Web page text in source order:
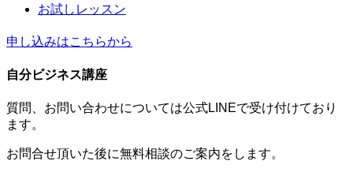
お試しレッスン
申し込みはこちらから
自分ビジネス講座
質問、お問い合わせについては公式LINEで受け付けており
ます。
お問合せ頂いた後に無料相談のご案内をします。